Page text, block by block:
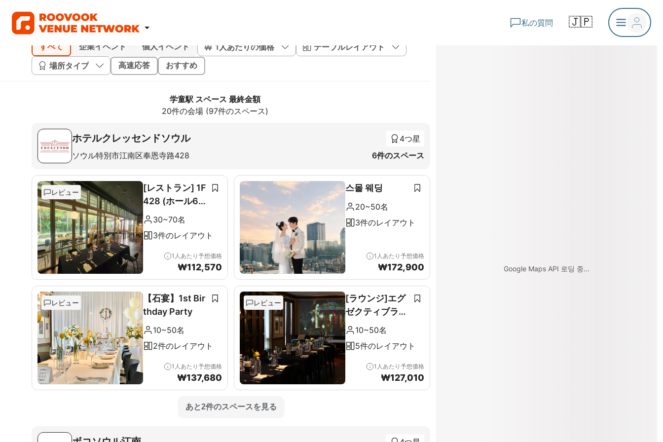
私の質問 🇯🇵
すべて 企業イベント 個人イベント 1人あたりの価格
テーブルレイアウト
場所タイプ
高速応答 おすすめ
学童駅 スペース 最終金額
20件の会場 (97件のスペース)
ホテルクレッセンドソウル
ソウル特別市江南区奉恩寺路428
4つ星
6件のスペース
レビュー
[レストラン] 1F
428 (ホール60
席+ルーム10席)
30~70名
3件のレイアウト
1人あたり予想価格
₩112,570
스몰 웨딩
20~50名
3件のレイアウト
1人あたり予想価格
₩172,900
レビュー
【石宴】1st Bir
thday Party
10~50名
2件のレイアウト
1人あたり予想価格
₩137,680
レビュー
[ラウンジ]エグ
ゼクティブラウ
ンジ＆テラス全
10~50名
5件のレイアウト
1人あたり予想価格
₩127,010
あと2件のスペースを見る
Google Maps API 로딩 중...